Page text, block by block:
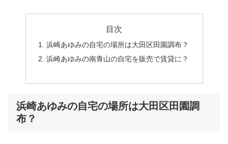
目次
浜崎あゆみの自宅の場所は大田区田園調布？
浜崎あゆみの南青山の自宅を販売で賃貸に？
浜崎あゆみの自宅の場所は大田区田園調
布？